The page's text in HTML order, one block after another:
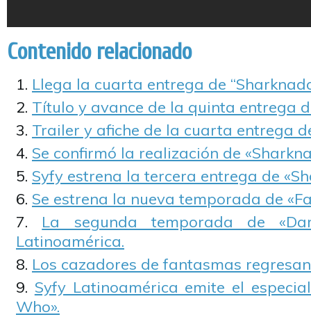
Contenido relacionado
Llega la cuarta entrega de
Título y avance de la quinta entrega
Trailer y afiche de la cuarta entrega
Se confirmó la realización de
Syfy estrena la tercera entrega de
Se estrena la nueva temporada de
La segunda temporada de
Latinoamérica.
Los cazadores de fantasmas
Syfy Latinoamérica emite el
Who».